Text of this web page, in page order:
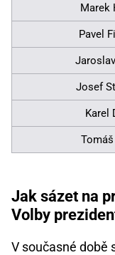
Marek
Pavel
Josef
Karel
Jak sázet na
Volby
V současné době